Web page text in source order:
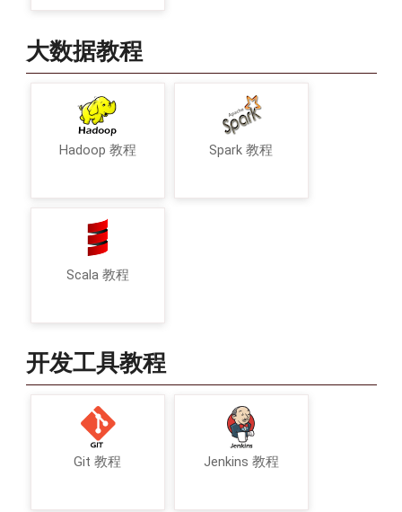
大数据教程
Hadoop 教程 Spark 教程
Scala 教程
开发工具教程
Git 教程 Jenkins 教程